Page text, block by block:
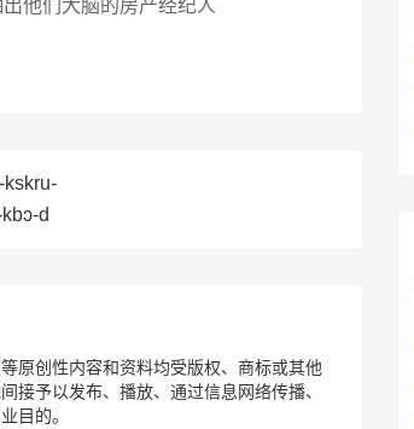
他们大脑的房产经纪人
d
原创性内容和资料均受版权、商标或其他
接予以发布、播放、通过信息网络传播、
目的。